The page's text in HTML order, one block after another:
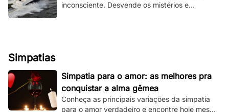
inconsciente. Desvende os mistérios e
Simpatias
Simpatia para o amor: as melhores pra
conquistar a alma gêmea
Conheça as principais variações da simpatia
para o amor verdadeiro e encontre hoje mesmo